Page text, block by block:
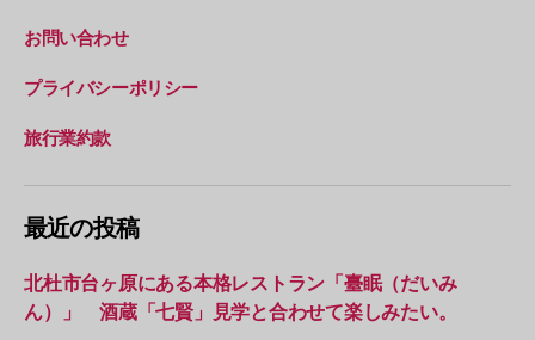
お問い合わせ
プライバシーポリシー
旅行業約款
最近の投稿
北杜市台ヶ原にある本格レストラン「臺眠（だいみ
ん）」 酒蔵「七賢」見学と合わせて楽しみたい。